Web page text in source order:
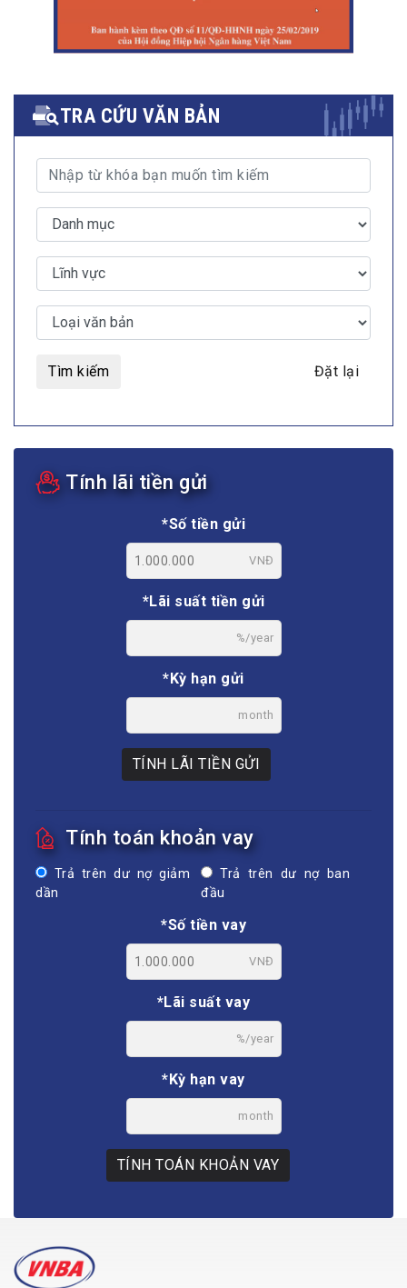
TRA CỨU VĂN BẢN
Tìm kiếm Đặt lại
Tính lãi tiền gửi
*Số tiền gửi
VNĐ
*Lãi suất tiền gửi
%/year
*Kỳ hạn gửi
month
TÍNH LÃI TIỀN GỬI
Tính toán khoản vay
Trả trên dư nợ giảm
dần
Trả trên dư nợ ban
đầu
*Số tiền vay
VNĐ
*Lãi suất vay
%/year
*Kỳ hạn vay
month
TÍNH TOÁN KHOẢN VAY